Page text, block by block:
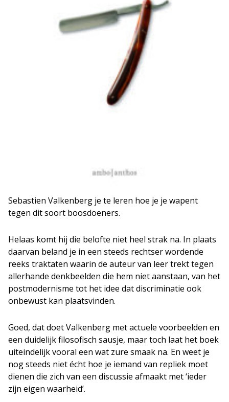
Sebastien Valkenberg je te leren hoe je je wapent
tegen dit soort boosdoeners.
Helaas komt hij die belofte niet heel strak na. In plaats
daarvan beland je in een steeds rechtser wordende
reeks traktaten waarin de auteur van leer trekt tegen
allerhande denkbeelden die hem niet aanstaan, van het
postmodernisme tot het idee dat discriminatie ook
onbewust kan plaatsvinden.
Goed, dat doet Valkenberg met actuele voorbeelden en
een duidelijk filosofisch sausje, maar toch laat het boek
uiteindelijk vooral een wat zure smaak na. En weet je
nog steeds niet écht hoe je iemand van repliek moet
dienen die zich van een discussie afmaakt met ‘ieder
zijn eigen waarheid’.